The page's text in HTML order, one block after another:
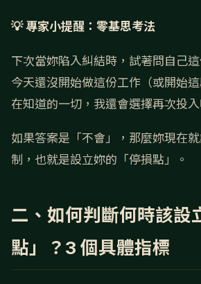
💡 專家小提醒：零基思考法
下次當妳陷入糾結時，試著問自己
今天還沒開始做這份工作（或開始
在知道的一切，我還會選擇再次投入
如果答案是「不會」，那麼妳現在
制，也就是設立妳的「停損點」。
二、如何判斷何時該設
點」？3 個具體指標